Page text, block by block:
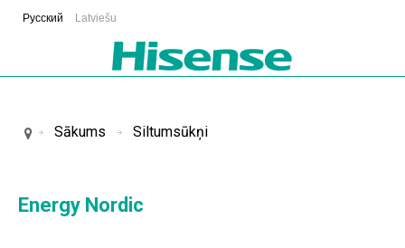
Русский Latviešu
Sākums Siltumsūkņi
Energy Nordic